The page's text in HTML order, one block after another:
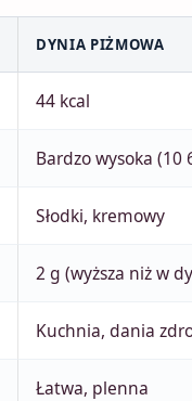
DYNIA PIŻMOWA
44 kcal
Bardzo wysoka (10
Słodki, kremowy
2 g (wyższa niż w
Kuchnia, dania
Łatwa, plenna